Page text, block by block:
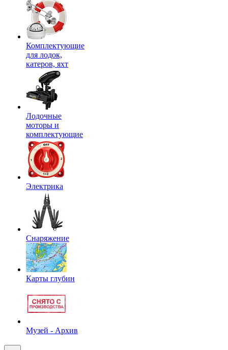
Комплектующие
для лодок,
катеров, яхт
Лодочные
моторы и
комплектующие
Электрика
Снаряжение
Карты глубин
Музей - Архив